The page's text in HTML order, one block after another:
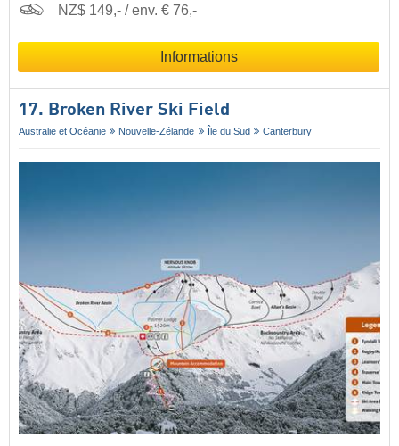
NZ$ 149,- / env. € 76,-
Informations
17. Broken River Ski Field
Australie et Océanie Nouvelle-Zélande Île du Sud Canterbury